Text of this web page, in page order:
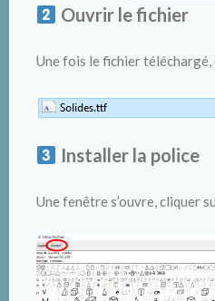
Ouvrir le fichier
Une fois le fichier téléchargé,
Installer la police
Une fenêtre s’ouvre, cliquer